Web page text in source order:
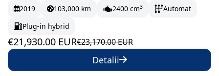
2019 103,000 km 2400 cm3
Automat
Plug-in hybrid
€21,930.00 EUR€23,170.00 EUR
Detalii